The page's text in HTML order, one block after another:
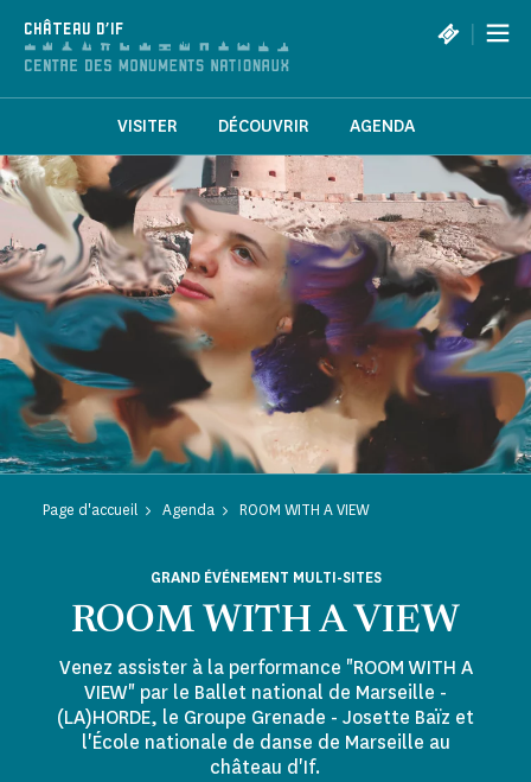
CHÂTEAU D'IF |
VISITER DÉCOUVRIR AGENDA
Page d'accueil Agenda ROOM WITH A VIEW
ROOM WITH A VIEW
GRAND ÉVÉNEMENT MULTI-SITES
Venez assister à la performance "ROOM WITH A
VIEW" par le Ballet national de Marseille -
(LA)HORDE, le Groupe Grenade - Josette Baïz et
l'École nationale de danse de Marseille au
château d'If.